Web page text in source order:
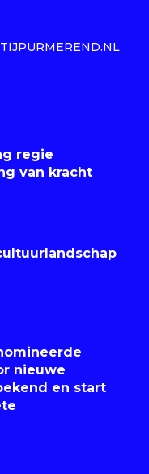
regie
van kracht
nieuwe
en start